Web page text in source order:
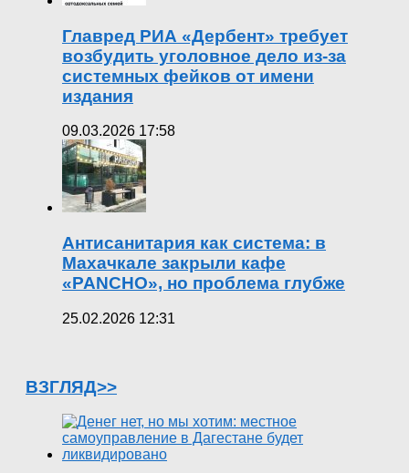
Главред РИА «Дербент» требует
возбудить уголовное дело из-за
системных фейков от имени
издания
09.03.2026 17:58
Антисанитария как система: в
Махачкале закрыли кафе
«PANCHO», но проблема глубже
25.02.2026 12:31
ВЗГЛЯД>>